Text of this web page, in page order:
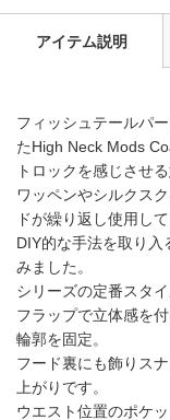
アイテム説明
フィッシュテールパ
たHigh Neck Mods
トロックを感じさせ
ワッペンやシルクス
ドが繰り返し使用し
DIY的な手法を取り
みました。
シリーズの定番スタ
フラップで立体感を
輪郭を固定。
フード裏にも飾りス
上がりです。
ウエスト位置のポケ